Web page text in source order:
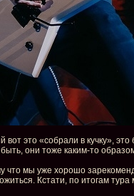
вот это «собрали в кучку»,
они тоже каким-то
что мы уже хорошо
Кстати, по итогам